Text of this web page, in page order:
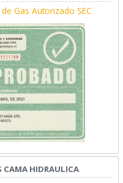
Gas Autorizado SEC
CAMA HIDRAULICA